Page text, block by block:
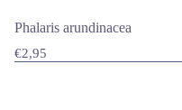
Phalaris arundinacea
€2,95